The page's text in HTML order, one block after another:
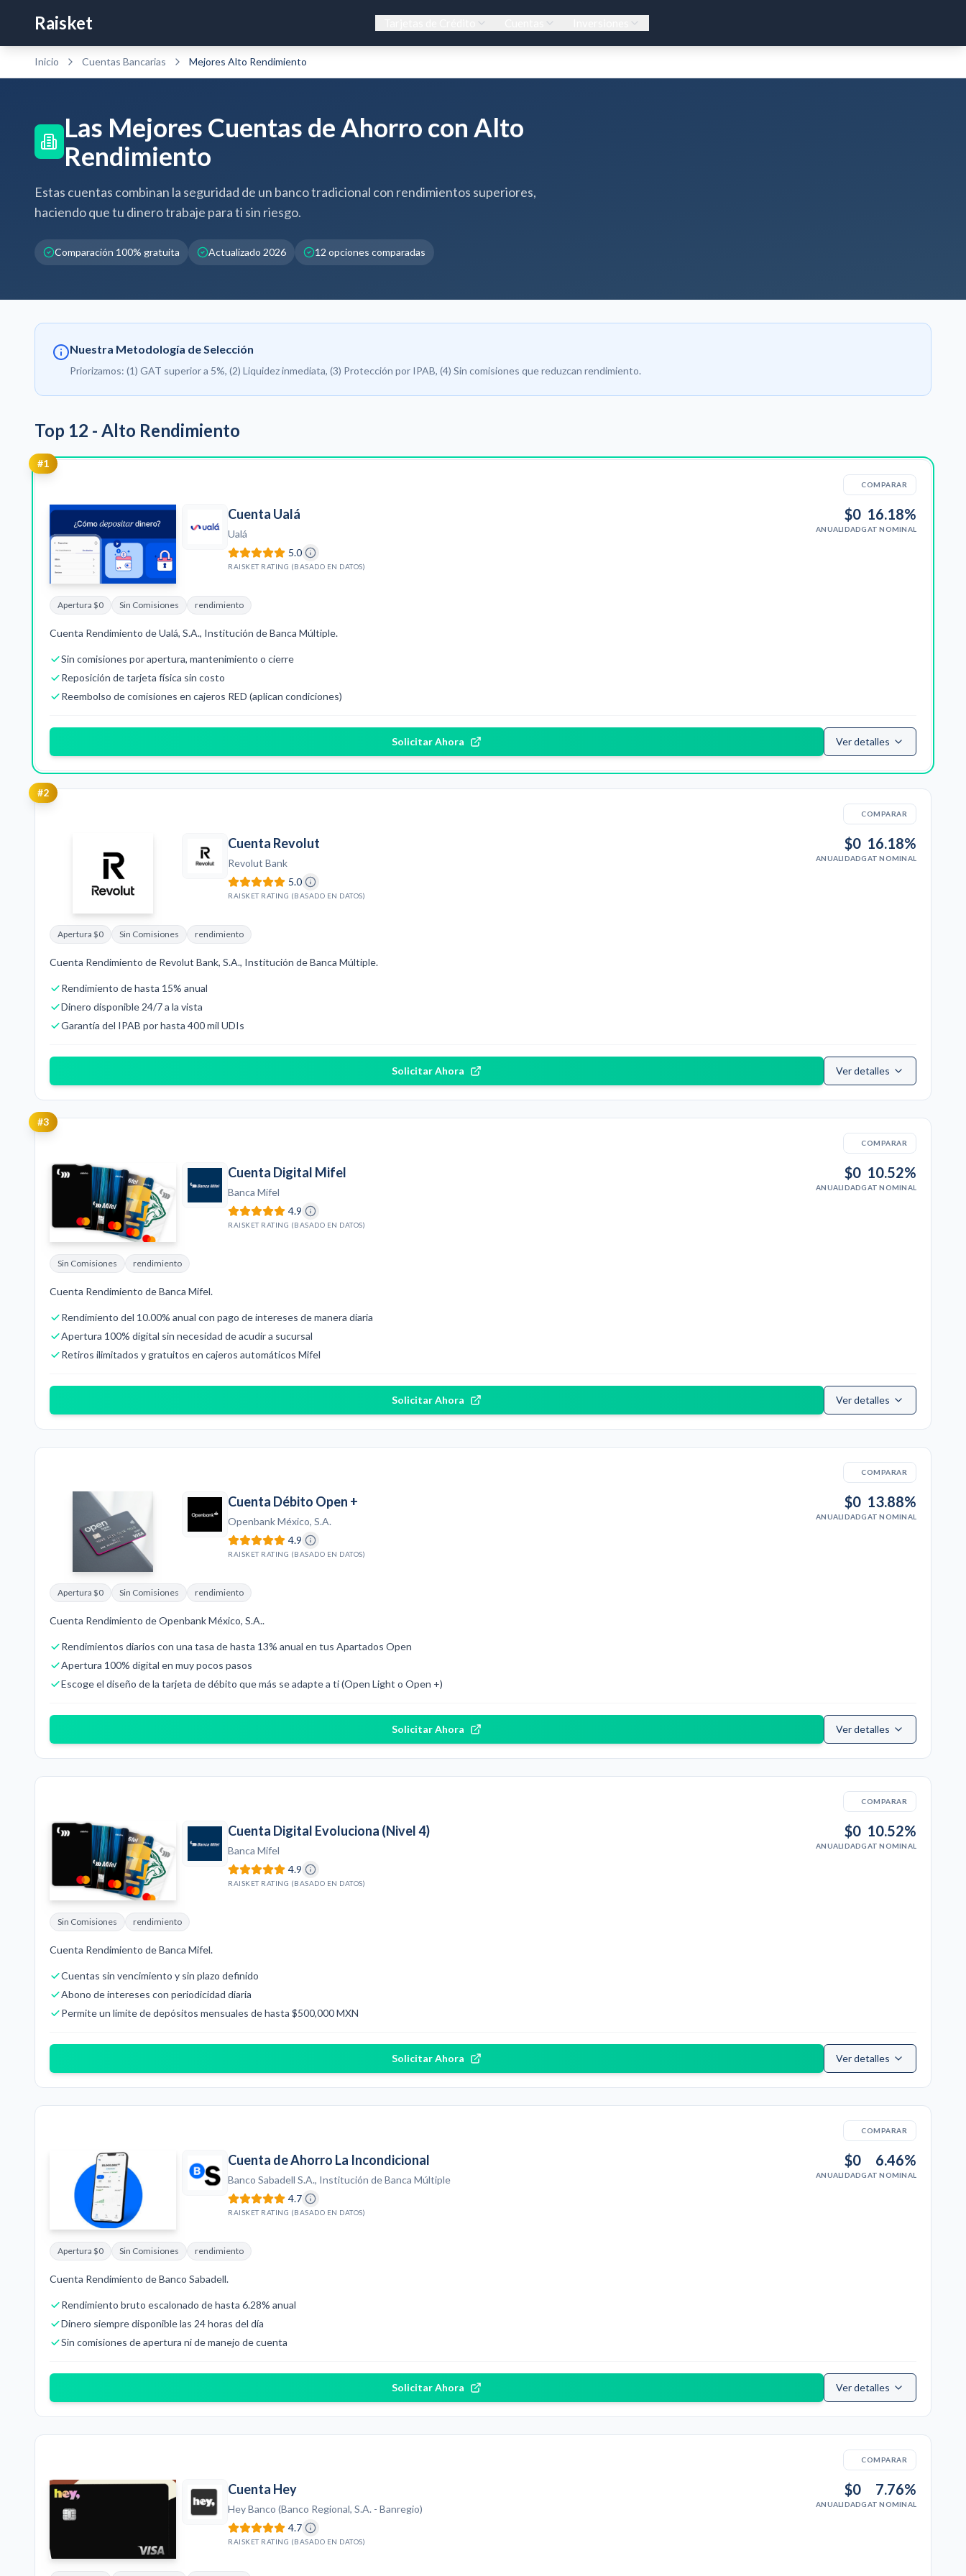
Raisket
Inicio Cuentas Bancarias Mejores Alto Rendimiento
Las Mejores Cuentas de Ahorro con Alto
Rendimiento
Estas cuentas combinan la seguridad de un banco tradicional con rendimientos superiores,
haciendo que tu dinero trabaje para ti sin riesgo.
Comparación 100% gratuita Actualizado 2026 12 opciones comparadas
Nuestra Metodología de Selección
Priorizamos: (1) GAT superior a 5%, (2) Liquidez inmediata, (3) Protección por IPAB, (4) Sin comisiones que reduzcan rendimiento.
Top 12 - Alto Rendimiento
#1
COMPARAR
Cuenta Ualá
Ualá
5.0
RAISKET RATING (BASADO EN DATOS)
$0
ANUALIDAD
16.18%
GAT NOMINAL
Apertura $0 Sin Comisiones rendimiento
Cuenta Rendimiento de Ualá, S.A., Institución de Banca Múltiple.
Sin comisiones por apertura, mantenimiento o cierre
Reposición de tarjeta física sin costo
Reembolso de comisiones en cajeros RED (aplican condiciones)
Solicitar Ahora Ver detalles
#2
COMPARAR
Cuenta Revolut
Revolut Bank
5.0
RAISKET RATING (BASADO EN DATOS)
$0
ANUALIDAD
16.18%
GAT NOMINAL
Apertura $0 Sin Comisiones rendimiento
Cuenta Rendimiento de Revolut Bank, S.A., Institución de Banca Múltiple.
Rendimiento de hasta 15% anual
Dinero disponible 24/7 a la vista
Garantía del IPAB por hasta 400 mil UDIs
Solicitar Ahora Ver detalles
#3
COMPARAR
Cuenta Digital Mifel
Banca Mifel
4.9
RAISKET RATING (BASADO EN DATOS)
$0
ANUALIDAD
10.52%
GAT NOMINAL
Sin Comisiones rendimiento
Cuenta Rendimiento de Banca Mifel.
Rendimiento del 10.00% anual con pago de intereses de manera diaria
Apertura 100% digital sin necesidad de acudir a sucursal
Retiros ilimitados y gratuitos en cajeros automáticos Mifel
Solicitar Ahora Ver detalles
COMPARAR
Cuenta Débito Open +
Openbank México, S.A.
4.9
RAISKET RATING (BASADO EN DATOS)
$0
ANUALIDAD
13.88%
GAT NOMINAL
Apertura $0 Sin Comisiones rendimiento
Cuenta Rendimiento de Openbank México, S.A..
Rendimientos diarios con una tasa de hasta 13% anual en tus Apartados Open
Apertura 100% digital en muy pocos pasos
Escoge el diseño de la tarjeta de débito que más se adapte a ti (Open Light o Open +)
Solicitar Ahora Ver detalles
COMPARAR
Cuenta Digital Evoluciona (Nivel 4)
Banca Mifel
4.9
RAISKET RATING (BASADO EN DATOS)
$0
ANUALIDAD
10.52%
GAT NOMINAL
Sin Comisiones rendimiento
Cuenta Rendimiento de Banca Mifel.
Cuentas sin vencimiento y sin plazo definido
Abono de intereses con periodicidad diaria
Permite un límite de depósitos mensuales de hasta $500,000 MXN
Solicitar Ahora Ver detalles
COMPARAR
Cuenta de Ahorro La Incondicional
Banco Sabadell S.A., Institución de Banca Múltiple
4.7
RAISKET RATING (BASADO EN DATOS)
$0
ANUALIDAD
6.46%
GAT NOMINAL
Apertura $0 Sin Comisiones rendimiento
Cuenta Rendimiento de Banco Sabadell.
Rendimiento bruto escalonado de hasta 6.28% anual
Dinero siempre disponible las 24 horas del día
Sin comisiones de apertura ni de manejo de cuenta
Solicitar Ahora Ver detalles
COMPARAR
Cuenta Hey
Hey Banco (Banco Regional, S.A. - Banregio)
4.7
RAISKET RATING (BASADO EN DATOS)
$0
ANUALIDAD
7.76%
GAT NOMINAL